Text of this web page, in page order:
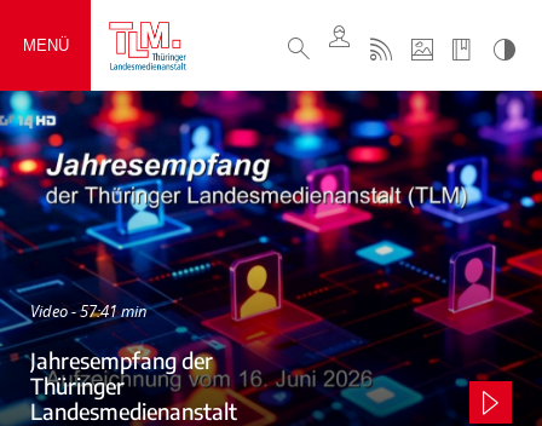
MENÜ
Video - 57:41 min
Jahresempfang der
Thüringer
Landesmedienanstalt